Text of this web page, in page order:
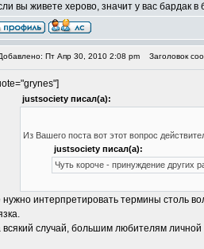
вы живете херово, значит у вас бардак
Пт Апр 30, 2010 2:08 pm Заголовок
justsociety писал(а):
Из Вашего поста вот этот вопрос
justsociety писал(а):
Чуть короче - принуждение других
нужно интерпретировать термины столь
всякий случай, большим любителям